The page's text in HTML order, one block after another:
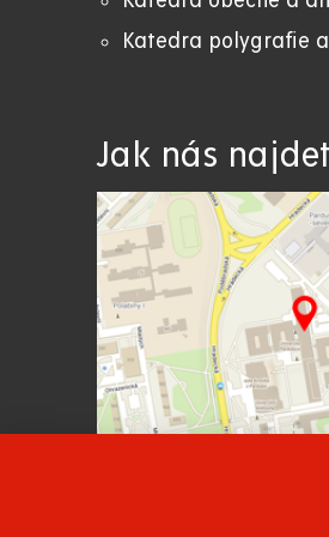
Katedra polygrafie
Jak nás